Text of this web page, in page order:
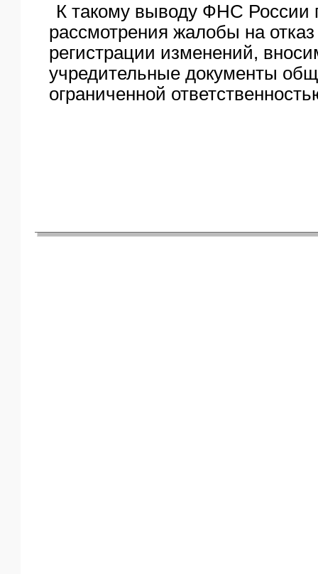
К такому выводу ФНС России
рассмотрения жалобы на отказ
регистрации изменений,
учредительные документы
ограниченной